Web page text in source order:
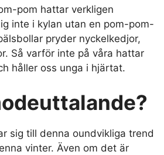
pom hattar verkligen
inte i kylan utan en pom-pom-
pryder nyckelkedjor,
Så varför inte på våra hattar
håller oss unga i hjärtat.
sig till denna oundvikliga trend
vinter. Även om det är